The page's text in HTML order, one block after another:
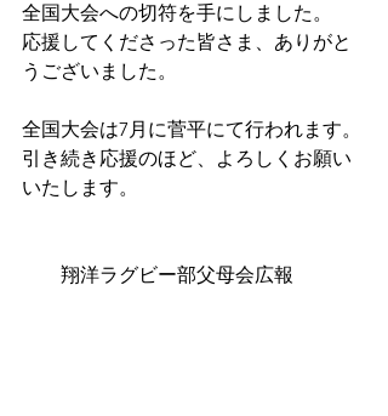
全国大会への切符を手にしました。
応援してくださった皆さま、ありがと
うございました。
全国大会は7月に菅平にて行われます。
引き続き応援のほど、よろしくお願い
いたします。
翔洋ラグビー部父母会広報